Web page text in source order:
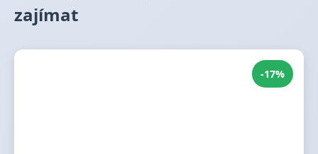
zajímat
-17%